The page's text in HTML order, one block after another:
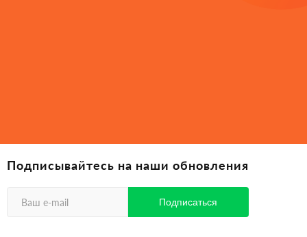
Подписывайтесь на наши обновления